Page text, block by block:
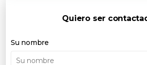
Quiero ser
Su nombre